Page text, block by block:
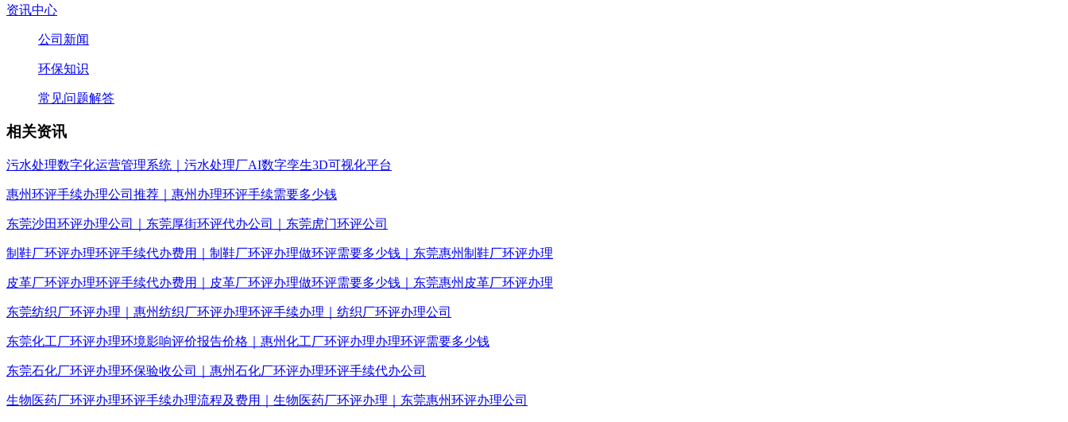
资讯中心
公司新闻
环保知识
常见问题解答
相关资讯
污水处理数字化运营管理系统｜污水处理厂AI数字孪生3D可视化平台
惠州环评手续办理公司推荐｜惠州办理环评手续需要多少钱
东莞沙田环评办理公司｜东莞厚街环评代办公司｜东莞虎门环评公司
制鞋厂环评办理环评手续代办费用｜制鞋厂环评办理做环评需要多少钱｜东莞惠州制鞋厂环评办理
皮革厂环评办理环评手续代办费用｜皮革厂环评办理做环评需要多少钱｜东莞惠州皮革厂环评办理
东莞纺织厂环评办理｜惠州纺织厂环评办理环评手续办理｜纺织厂环评办理公司
东莞化工厂环评办理环境影响评价报告价格｜惠州化工厂环评办理办理环评需要多少钱
东莞石化厂环评办理环保验收公司｜惠州石化厂环评办理环评手续代办公司
生物医药厂环评办理环评手续办理流程及费用｜生物医药厂环评办理｜东莞惠州环评办理公司